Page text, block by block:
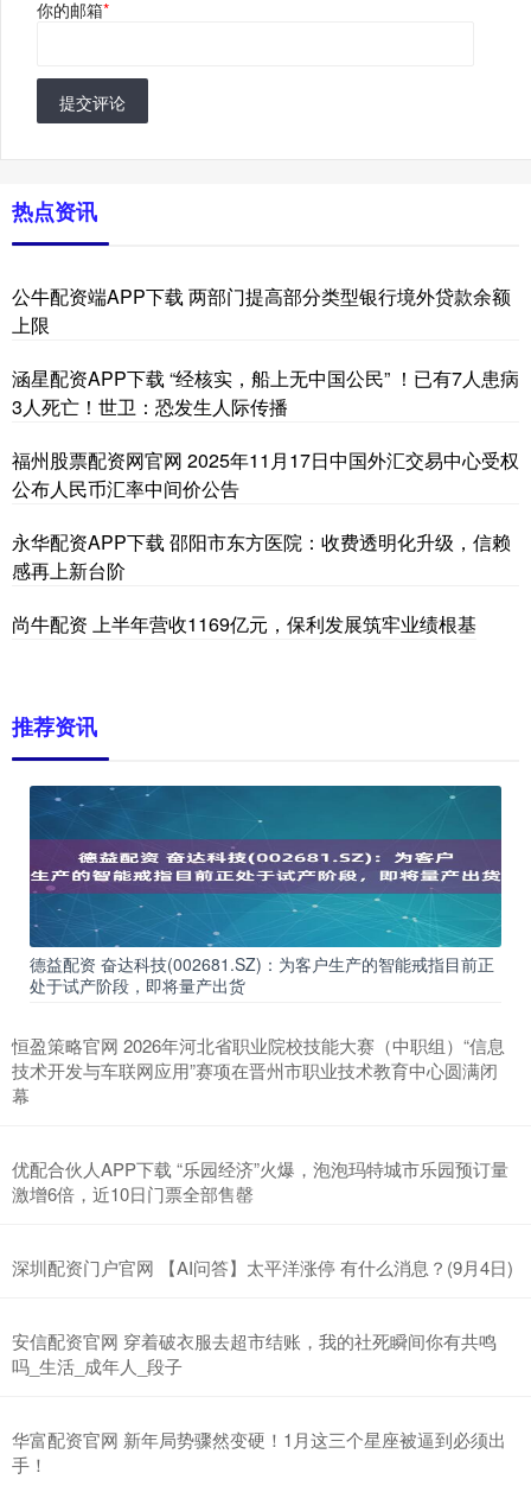
你的邮箱*
提交评论
热点资讯
公牛配资端APP下载 两部门提高部分类型银行境外贷款余额
上限
涵星配资APP下载 “经核实，船上无中国公民” ！已有7人患病
3人死亡！世卫：恐发生人际传播
福州股票配资网官网 2025年11月17日中国外汇交易中心受权
公布人民币汇率中间价公告
永华配资APP下载 邵阳市东方医院：收费透明化升级，信赖
感再上新台阶
尚牛配资 上半年营收1169亿元，保利发展筑牢业绩根基
推荐资讯
德益配资 奋达科技(002681.SZ)：为客户生产的智能戒指目前正
处于试产阶段，即将量产出货
恒盈策略官网 2026年河北省职业院校技能大赛（中职组）“信息
技术开发与车联网应用”赛项在晋州市职业技术教育中心圆满闭
幕
优配合伙人APP下载 “乐园经济”火爆，泡泡玛特城市乐园预订量
激增6倍，近10日门票全部售罄
深圳配资门户官网 【AI问答】太平洋涨停 有什么消息？(9月4日)
安信配资官网 穿着破衣服去超市结账，我的社死瞬间你有共鸣
吗_生活_成年人_段子
华富配资官网 新年局势骤然变硬！1月这三个星座被逼到必须出
手！